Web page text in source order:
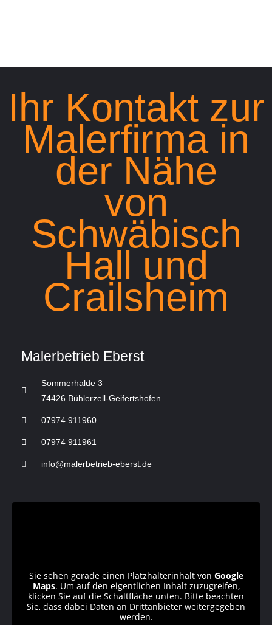
Ihr Kontakt zur
Malerfirma in
der Nähe
von
Schwäbisch
Hall und
Crailsheim
Sie sehen gerade einen Platzhalterinhalt von Google
Maps. Um auf den eigentlichen Inhalt zuzugreifen,
klicken Sie auf die Schaltfläche unten. Bitte beachten
Sie, dass dabei Daten an Drittanbieter weitergegeben
werden.
Malerbetrieb Eberst
Sommerhalde 3
74426 Bühlerzell-Geifertshofen
07974 911960
07974 911961
info@malerbetrieb-eberst.de